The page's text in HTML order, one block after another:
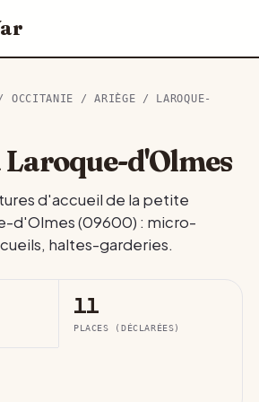
OCCITANIE /ARIÈGE / LAROQUE-
Laroque-d'Olmes
d'accueil de la petite
d'Olmes (09600) : micro-
haltes-garderies.
11
PLACES (DÉCLARÉES)